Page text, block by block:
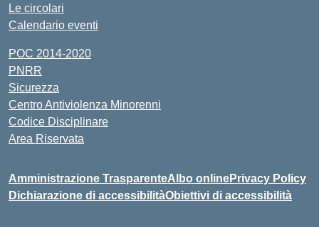
Le circolari
Calendario eventi
POC 2014-2020
PNRR
Sicurezza
Centro Antiviolenza Minorenni
Codice Disciplinare
Area Riservata
Amministrazione TrasparenteAlbo onlinePrivacy Policy
Dichiarazione di accessibilitàObiettivi di accessibilità